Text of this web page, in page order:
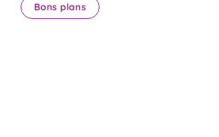
Bons plans